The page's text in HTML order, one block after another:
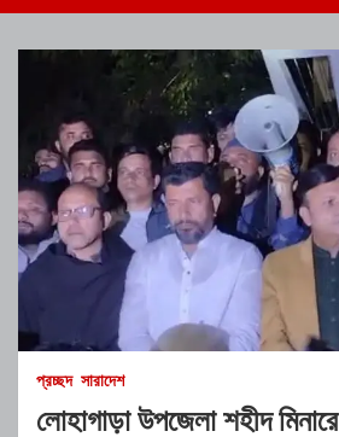
প্রচ্ছদ সারাদেশ
লোহাগাড়া উপজেলা শহীদ